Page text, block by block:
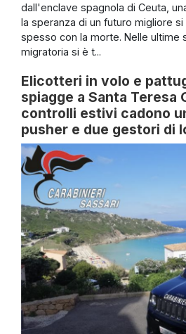
dall'enclave spagnola di Ceuta,
la speranza di un futuro migliore
spesso con la morte. Nelle ultime
migratoria si è t...
Elicotteri in volo e
spiagge a Santa Teresa
controlli estivi cadono
pusher e due gestori di